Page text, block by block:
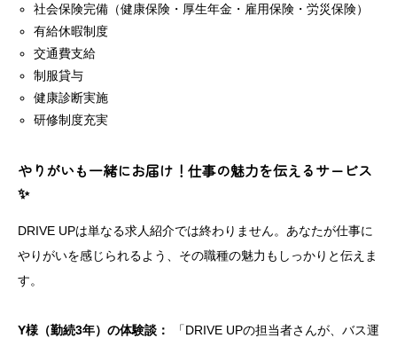
社会保険完備（健康保険・厚生年金・雇用保険・労災保険）
有給休暇制度
交通費支給
制服貸与
健康診断実施
研修制度充実
やりがいも一緒にお届け！仕事の魅力を伝えるサービス
✨
DRIVE UPは単なる求人紹介では終わりません。あなたが仕事に
やりがいを感じられるよう、その職種の魅力もしっかりと伝えま
す。
Y様（勤続3年）の体験談：
「DRIVE UPの担当者さんが、バス運